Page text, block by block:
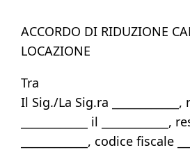
ACCORDO DI RIDUZIONE
LOCAZIONE
Tra
Il Sig./La Sig.ra
____________ il
____________, codice fiscale